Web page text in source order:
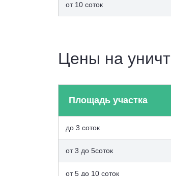
от 10 соток
Цены на
Площадь участка
до 3 соток
от 3 до 5соток
от 5 до 10 соток